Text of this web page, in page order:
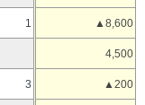
1 ▲8,600
4,500
3 ▲200